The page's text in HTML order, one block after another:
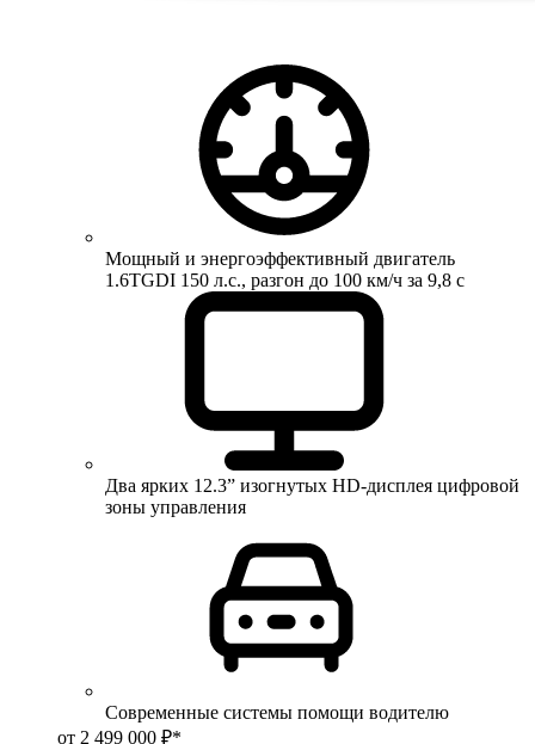
Мощный и энергоэффективный двигатель
1.6TGDI 150 л.с., разгон до 100 км/ч за 9,8 с
Два ярких 12.3” изогнутых HD-дисплея цифровой
зоны управления
Современные системы помощи водителю
от 2 499 000 ₽*